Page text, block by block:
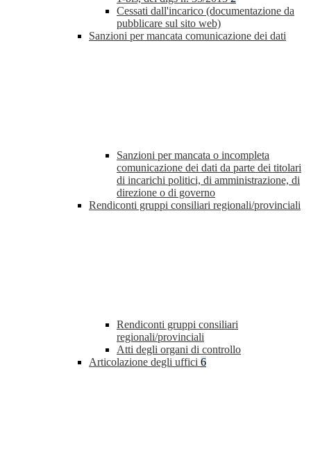
Cessati dall'incarico (documentazione da
pubblicare sul sito web)
Sanzioni per mancata comunicazione dei dati
Sanzioni per mancata o incompleta
comunicazione dei dati da parte dei titolari
di incarichi politici, di amministrazione, di
direzione o di governo
Rendiconti gruppi consiliari regionali/provinciali
Rendiconti gruppi consiliari
regionali/provinciali
Atti degli organi di controllo
Articolazione degli uffici 6